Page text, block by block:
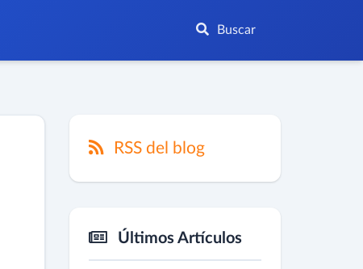
Buscar
RSS del blog
Últimos Artículos